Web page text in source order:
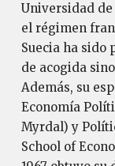
Universidad
el régimen
Suecia ha sido
de acogida
Además, su
Economía
Myrdal) y
School of